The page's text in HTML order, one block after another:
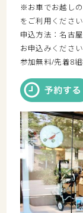
※お車でお越し
をご利用ください
申込方法：名古
お申込みください
参加無料/先着8